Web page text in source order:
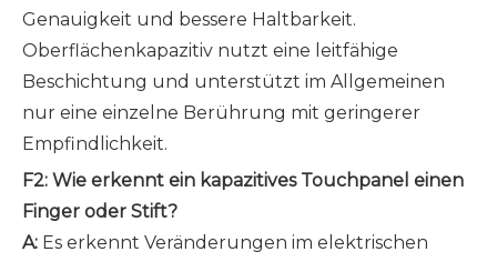
Genauigkeit und bessere Haltbarkeit.
Oberflächenkapazitiv nutzt eine leitfähige
Beschichtung und unterstützt im Allgemeinen
nur eine einzelne Berührung mit geringerer
Empfindlichkeit.
F2: Wie erkennt ein kapazitives Touchpanel einen
Finger oder Stift?
A: Es erkennt Veränderungen im elektrischen